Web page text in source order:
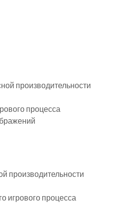
производительности
процесса
производительности
игрового процесса